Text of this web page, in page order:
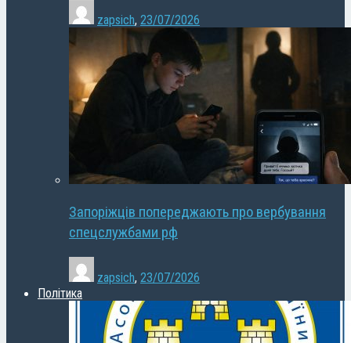
zapsich, 23/07/2026
Запоріжців попереджають про вербування
спецслужбами рф
zapsich, 23/07/2026
Політика